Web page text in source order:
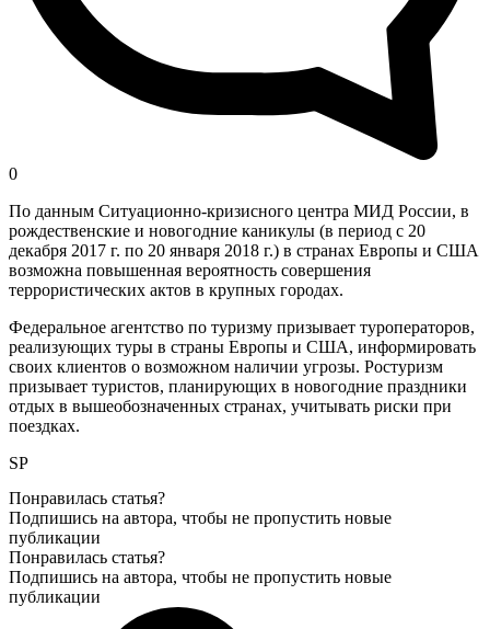
0
По данным Ситуационно-кризисного центра МИД России, в
рождественские и новогодние каникулы (в период с 20
декабря 2017 г. по 20 января 2018 г.) в странах Европы и США
возможна повышенная вероятность совершения
террористических актов в крупных городах.
Федеральное агентство по туризму призывает туроператоров,
реализующих туры в страны Европы и США, информировать
своих клиентов о возможном наличии угрозы. Ростуризм
призывает туристов, планирующих в новогодние праздники
отдых в вышеобозначенных странах, учитывать риски при
поездках.
SP
Понравилась статья?
Подпишись на автора, чтобы не пропустить новые
публикации
Понравилась статья?
Подпишись на автора, чтобы не пропустить новые
публикации